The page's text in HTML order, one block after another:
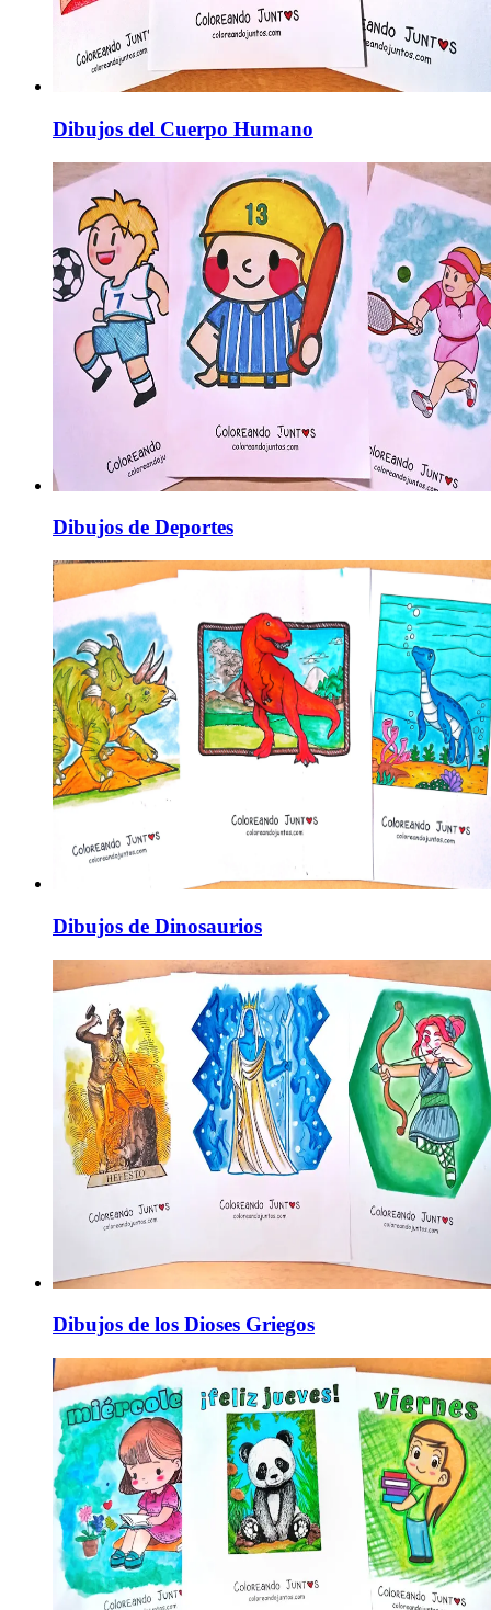
Dibujos del Cuerpo Humano
Dibujos de Deportes
Dibujos de Dinosaurios
Dibujos de los Dioses Griegos